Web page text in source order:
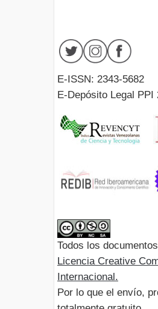
E-ISSN: 2343-5682
E-Depósito Legal PPI
Todos los
Licencia Creative
Internacional.
Por lo que el envío,